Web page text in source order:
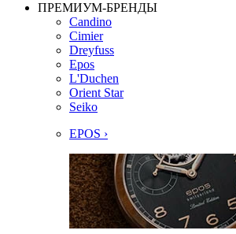
ПРЕМИУМ-БРЕНДЫ
Candino
Cimier
Dreyfuss
Epos
L'Duchen
Orient Star
Seiko
EPOS ›